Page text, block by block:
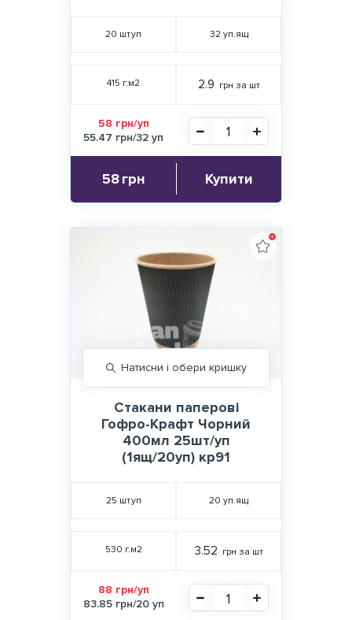
20 шт.уп 32 уп.ящ
415 г.м2 2.9 грн за шт
58 грн/уп
55.47 грн/32 уп
58 грн Купити
Натисни і обери кришку
Стакани паперові
Гофро-Крафт Чорний
400мл 25шт/уп
(1ящ/20уп) кр91
25 шт.уп 20 уп.ящ
530 г.м2 3.52 грн за шт
88 грн/уп
83.85 грн/20 уп